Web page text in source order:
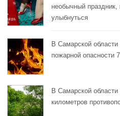
необычный праздник,
улыбнуться
В Самарской
пожарной опасности
В Самарской
километров